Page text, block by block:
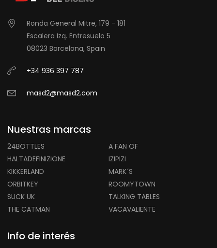
Ronda General Mitre, 179 - 181
Escalera Izq. Entresuelo 5
08023 Barcelona, Spain
+34 936 397 787
masd2@masd2.com
Nuestras marcas
24BOTTLES
A FAN OF
HALTADEFINIZIONE
IZIPIZI
KIKKERLAND
MARK´S
ORBITKEY
ROOMYTOWN
SUCK UK
TALKING TABLES
THE CATMAN
VACAVALIENTE
Info de interés